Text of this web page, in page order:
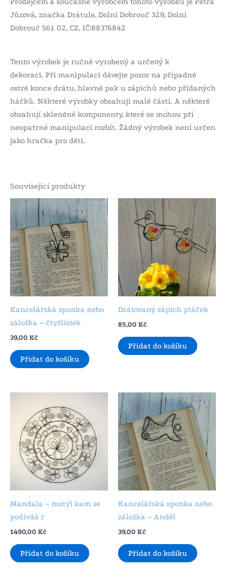
Jůzová, značka Drátule, Dolní Dobrouč 329, Dolní
Dobrouč 561 02, CZ, IČ:88376842
Tento výrobek je ručně vyrobený a určený k
dekoraci. Při manipulaci dávejte pozor na případné
ostré konce drátu, hlavně pak u zápichů nebo přidaných
háčků. Některé výrobky obsahují malé části. A některé
obsahují skleněné komponenty, které se mohou při
neopatrné manipulaci rozbít. Žádný výrobek není určen
jako hračka pro děti.
Související produkty
Kancelářská sponka nebo
záložka – čtyřlístek
39,00 Kč
Přidat do košíku
Drátovaný zápich ptáček
85,00 Kč
Přidat do košíku
Mandala – motýl kam se
podíváš :)
1490,00 Kč
Přidat do košíku
Kancelářská sponka nebo
záložka – Anděl
39,00 Kč
Přidat do košíku